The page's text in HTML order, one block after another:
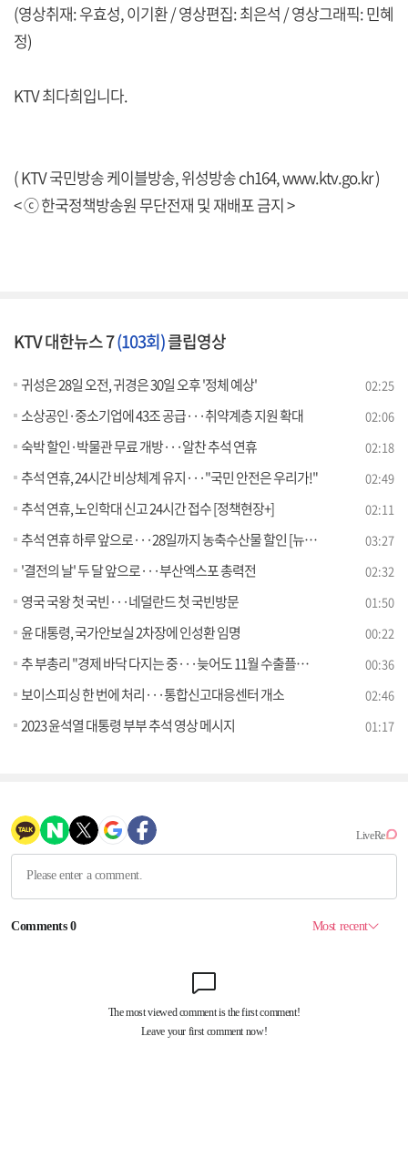
(영상취재: 우효성, 이기환 / 영상편집: 최은석 / 영상그래픽: 민혜
정)
KTV 최다희입니다.
( KTV 국민방송 케이블방송, 위성방송 ch164,www.ktv.go.kr)
< ⓒ 한국정책방송원 무단전재 및 재배포 금지 >
KTV 대한뉴스 7(103회)클립영상
귀성은 28일 오전, 귀경은 30일 오후 '정체 예상' 02:25
소상공인·중소기업에 43조 공급···취약계층 지원 확대 02:06
숙박 할인·박물관 무료 개방···알찬 추석 연휴 02:18
추석 연휴, 24시간 비상체계 유지···"국민 안전은 우리가!" 02:49
추석 연휴, 노인학대 신고 24시간 접수 [정책현장+] 02:11
추석 연휴 하루 앞으로···28일까지 농축수산물 할인 [뉴스의 맥] 03:27
'결전의 날' 두 달 앞으로···부산엑스포 총력전 02:32
영국 국왕 첫 국빈···네덜란드 첫 국빈방문 01:50
윤 대통령, 국가안보실 2차장에 인성환 임명 00:22
추 부총리 "경제 바닥 다지는 중···늦어도 11월 수출플러스" 00:36
보이스피싱 한 번에 처리···통합신고대응센터 개소 02:46
2023 윤석열 대통령 부부 추석 영상 메시지 01:17